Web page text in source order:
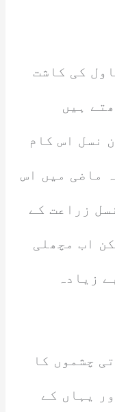
کی کاشت
ہیں
نسل اس کام
ماضی میں اس
زراعت کے
اب مچھلی
زیادہ
چشموں کا
یہاں کے